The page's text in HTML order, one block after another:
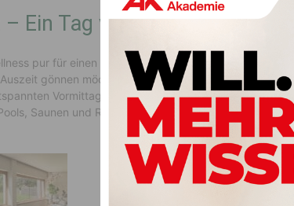
– Ein Tag voller Genuss und
pur für einen Tag – unser Day Spa-Angebot ist
gönnen möchten. Mit verschiedenen Paketen ist
Vormittag bis hin zur romantischen Auszeit zu
Saunen und Ruhezonen sowie eine